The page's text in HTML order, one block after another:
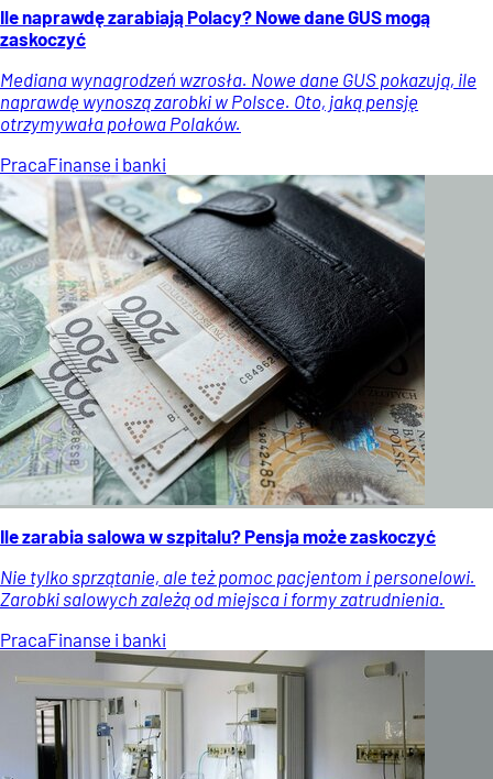
Ile naprawdę zarabiają Polacy? Nowe dane GUS mogą
zaskoczyć
Mediana wynagrodzeń wzrosła. Nowe dane GUS pokazują, ile
naprawdę wynoszą zarobki w Polsce. Oto, jaką pensję
otrzymywała połowa Polaków.
PracaFinanse i banki
Ile zarabia salowa w szpitalu? Pensja może zaskoczyć
Nie tylko sprzątanie, ale też pomoc pacjentom i personelowi.
Zarobki salowych zależą od miejsca i formy zatrudnienia.
PracaFinanse i banki